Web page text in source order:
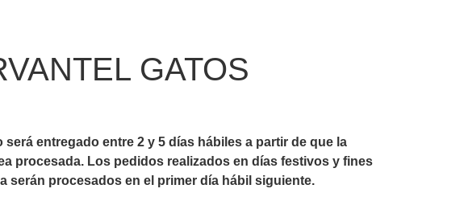
GATOS
será entregado entre 2 y 5 días hábiles a partir de que la
procesada. Los pedidos realizados en días festivos y fines
serán procesados en el primer día hábil siguiente.